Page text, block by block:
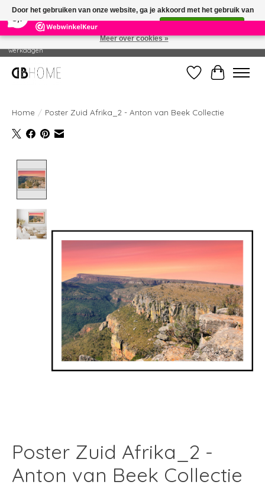
14 Reviews ×
Geproduceerd in eigen drukkerij - Gratis verzending vanaf € 49 - Levertijd: 2-5
werkdagen
Verlanglijst
Home / Poster Zuid Afrika_2 - Anton van Beek Collectie
Poster Zuid Afrika_2 -
Anton van Beek Collectie
Door het gebruiken van onze website, ga je akkoord met het gebruik van
cookies om onze website te verbeteren.
Meer over cookies »